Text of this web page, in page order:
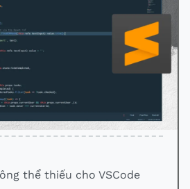
thể thiếu cho VSCode